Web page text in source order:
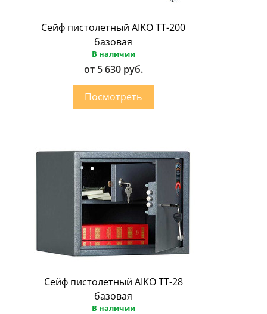
Сейф пистолетный AIKO ТТ-200
базовая
В наличии
от 5 630 руб.
Сейф пистолетный AIKO ТТ-28
базовая
В наличии